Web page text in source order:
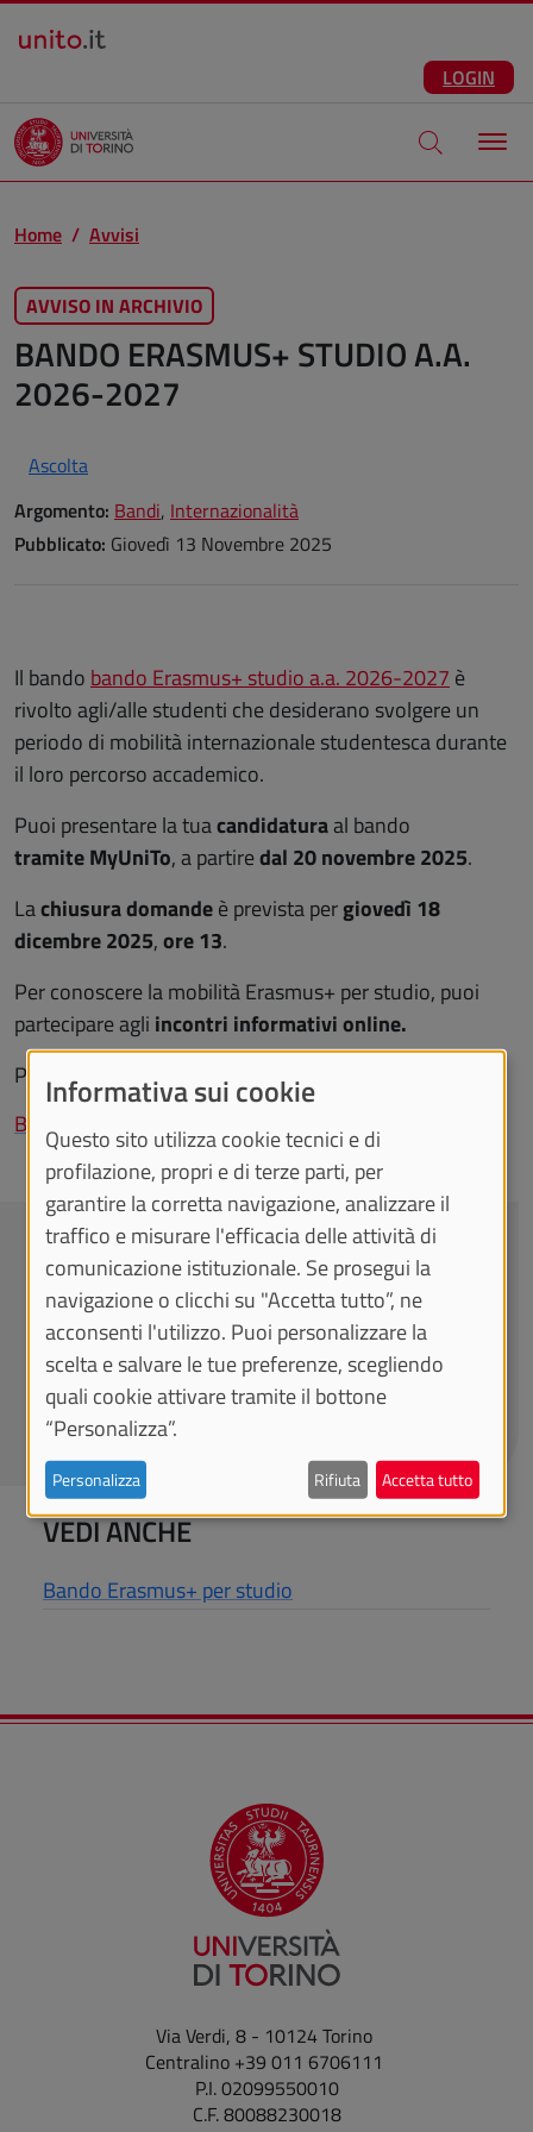
Salta al contenuto principale
LOGIN
Apri modale
Home Avvisi
AVVISO IN ARCHIVIO
BANDO ERASMUS+ STUDIO A.A.
2026-2027
Ascolta
Argomento: Bandi, Internazionalità
Pubblicato: Giovedì 13 Novembre 2025
Il bando bando Erasmus+ studio a.a. 2026-2027 è
rivolto agli/alle studenti che desiderano svolgere un
periodo di mobilità internazionale studentesca durante
il loro percorso accademico.
Puoi presentare la tuacandidaturaal bando
tramite MyUniTo,a partiredal 20 novembre 2025.
Lachiusura domandeè prevista pergiovedì 18
dicembre 2025,ore 13.
Per conoscere la mobilità Erasmus+ per studio, puoi
partecipare agli incontri informativi online.
Per tutti i dettagli:
Bando Erasmus+ per studio
CONTATTACI
Sezione Mobilità Internazionale - Direzione
Ricerca, Innovazione e Internazionalizzazione
internationalexchange@unito.it
+39 011 6704425
VEDI ANCHE
Bando Erasmus+ per studio
Via Verdi, 8 - 10124 Torino
Centralino +39 011 6706111
P.I. 02099550010
C.F. 80088230018
Informativa sui cookie
Questo sito utilizza cookie tecnici e di
profilazione, propri e di terze parti, per
garantire la corretta navigazione, analizzare il
traffico e misurare l'efficacia delle attività di
comunicazione istituzionale. Se prosegui la
navigazione o clicchi su "Accetta tutto”, ne
acconsenti l'utilizzo. Puoi personalizzare la
scelta e salvare le tue preferenze, scegliendo
quali cookie attivare tramite il bottone
“Personalizza”.
Personalizza Rifiuta Accetta tutto